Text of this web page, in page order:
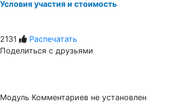
Условия участия и стоимость
2131
Распечатать
Поделиться с друзьями
Модуль Комментариев не установлен